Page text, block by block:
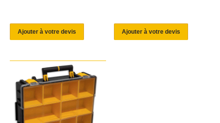
Ajouter à votre devis Ajouter à votre devis